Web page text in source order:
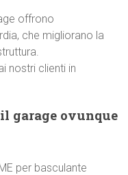
offrono
che migliorano la
nostri clienti in
garage ovunque
per basculante